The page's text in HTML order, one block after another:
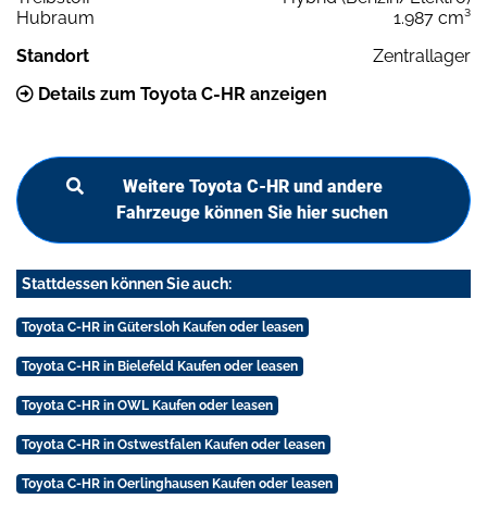
Hubraum
1.987 cm³
Standort
Zentrallager
Details zum Toyota C-HR anzeigen
Weitere Toyota C-HR und andere
Fahrzeuge können Sie hier suchen
Stattdessen können Sie auch:
Toyota C-HR in Gütersloh Kaufen oder leasen
Toyota C-HR in Bielefeld Kaufen oder leasen
Toyota C-HR in OWL Kaufen oder leasen
Toyota C-HR in Ostwestfalen Kaufen oder leasen
Toyota C-HR in Oerlinghausen Kaufen oder leasen